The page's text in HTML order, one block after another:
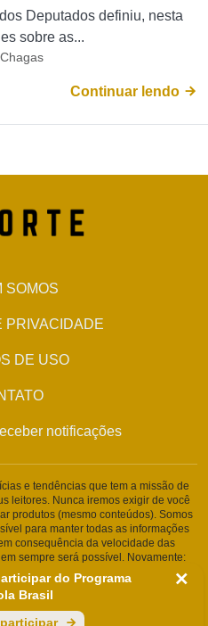
do Programa
Brasil
Deputados definiu, nesta
sobre as...
Continuar lendo
SOMOS
PRIVACIDADE
DE USO
notificações
e tendências que tem a missão de
leitores. Nunca iremos exigir de você
produtos (mesmo conteúdos). Somos
para manter todas as informações
consequência da velocidade das
sempre será possível. Novamente:
pessoal ou qualquer tipo de
jornalístico. Caso isso aconteça,
imediatamente.